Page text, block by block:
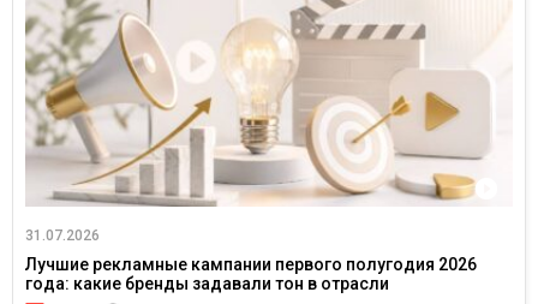
31.07.2026
Лучшие рекламные кампании первого полугодия 2026
года: какие бренды задавали тон в отрасли